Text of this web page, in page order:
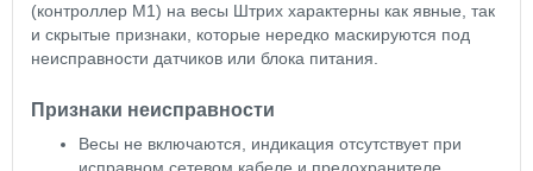
(контроллер М1) на весы Штрих характерны как явные, так
и скрытые признаки, которые нередко маскируются под
неисправности датчиков или блока питания.
Признаки неисправности
Весы не включаются, индикация отсутствует при